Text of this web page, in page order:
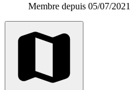
Membre depuis 05/07/2021